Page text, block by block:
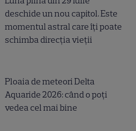
deschide un nou capitol. Este
momentul astral care îți poate
schimba direcția vieții
Ploaia de meteori Delta
Aquaride 2026: când o poți
vedea cel mai bine